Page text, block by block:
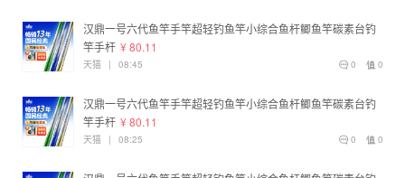
汉鼎一号六代鱼竿手竿超轻钓鱼竿小综合鱼杆鲫鱼竿碳素台钓
竿手杆 ¥ 80.11
0
0
天猫 | 08:45
汉鼎一号六代鱼竿手竿超轻钓鱼竿小综合鱼杆鲫鱼竿碳素台钓
竿手杆 ¥ 80.11
0
0
天猫 | 08:25